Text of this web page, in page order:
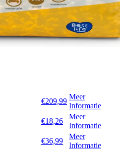
€209,99
Meer
Informatie
€18,26
Meer
Informatie
€36,99
Meer
Informatie